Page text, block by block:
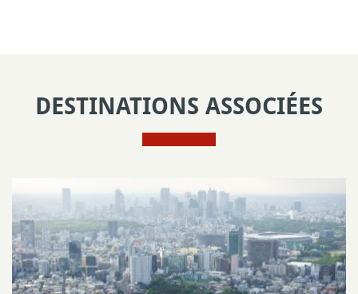
DESTINATIONS ASSOCIÉES